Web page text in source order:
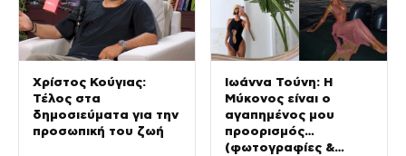
Χρίστος Κούγιας:
Τέλος στα
δημοσιεύματα για την
προσωπική του ζωή
Ιωάννα Τούνη: Η
Μύκονος είναι ο
αγαπημένος μου
προορισμός…
(φωτογραφίες &